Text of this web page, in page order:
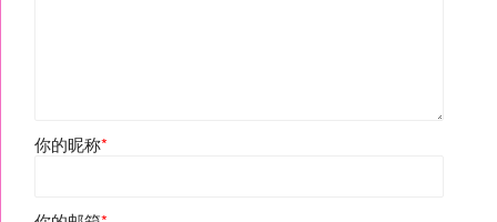
你的昵称*